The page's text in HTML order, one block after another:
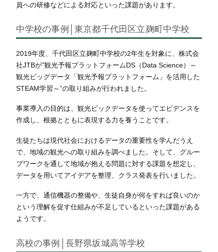
員への研修などによる対応といった課題があります。
中学校の事例│東京都千代田区立麹町中学校
2019年度、千代田区立麹町中学校の2年生を対象に、株式会
社JTBが”観光予報プラットフォームDS（Data Science）～
観光ビッグデータ「観光予報プラットフォーム」を活用した
STEAM学習～”の取り組みが行われました。
事業導入の目的は、観光ビックデータを使ってエビデンスを
作成し、根拠とともに表現する力を養うことです。
生徒たちは現代社会におけるデータの重要性を学んだうえ
で、地域の観光への取り組みを調べました。そして、グルー
プワークを通して地域が抱える問題に対する課題を想定し、
データを用いてアイデアを整理、クラス発表を行いました。
一方で、通信機器の整備や、生徒自身が何をすれば良いのか
という理解を促す仕組みが不足しているといった課題がある
ようです。
高校の事例│長野県坂城高等学校